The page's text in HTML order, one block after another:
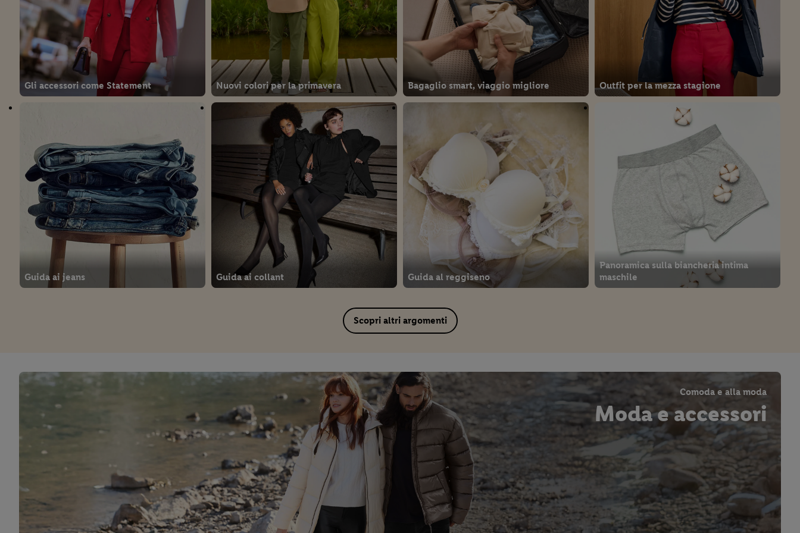
Gli accessori come Statement Nuovi colori per la primavera Bagaglio smart, viaggio migliore Outfit per la mezza stagione
Guida ai jeans Guida ai collant Guida al reggiseno
Panoramica sulla biancheria intima
maschile
Scopri altri argomenti
Comoda e alla moda
Moda e accessori